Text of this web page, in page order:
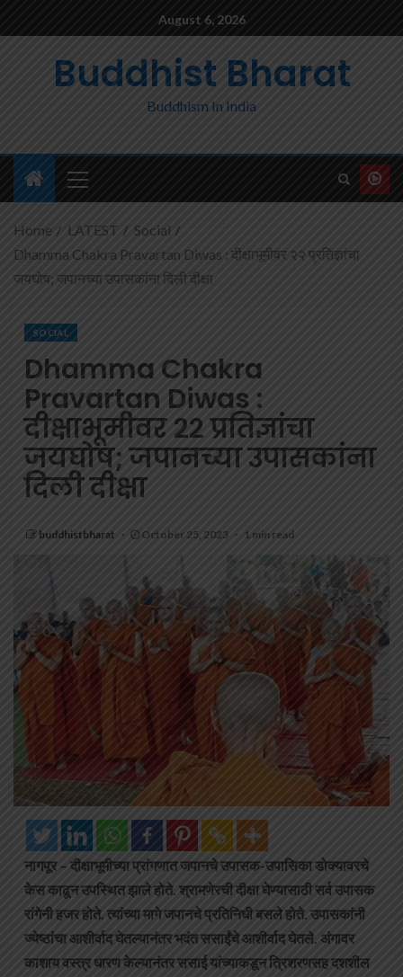
August 6, 2026
Buddhist Bharat
Buddhism In India
Home LATEST
Social
Dhamma Chakra Pravartan Diwas : दीक्षाभूमीवर २२ प्रतिज्ञांचा
जयघोष; जपानच्या उपासकांना दिली दीक्षा
SOCIAL
Dhamma Chakra
Pravartan Diwas :
दीक्षाभूमीवर २२ प्रतिज्ञांचा
जयघोष; जपानच्या उपासकांना
दिली दीक्षा
buddhistbharat October 25, 2023 1 min read
नागपूर – दीक्षाभूमीच्या प्रांगणात जपानचे उपासक-उपासिका डोक्यावरचे
केस काढून उपस्थित झाले होते. श्रामणेरची दीक्षा घेण्यासाठी सर्व उपासक
रांगेनी हजर होते. त्यांच्या मागे जपानचे प्रतिनिधी बसले होते. उपासकांनी
ज्येष्ठांचा आशीर्वाद घेतल्यानंतर भदंत ससाईंचे आशीर्वाद घेतले. अंगावर
काशाय वस्त्र धारण केल्यानंतर ससाई यांच्याकडून त्रिशरणसह दशशील